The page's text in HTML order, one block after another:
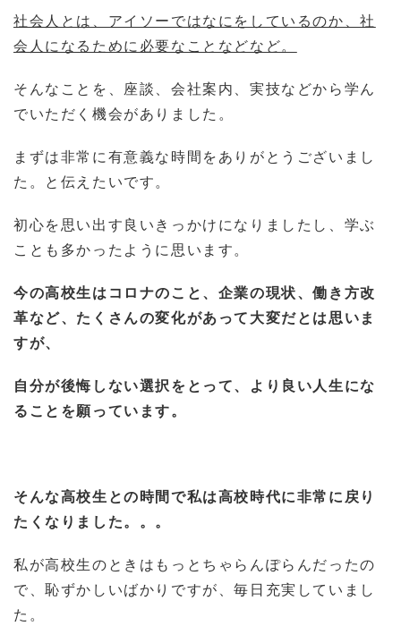
社会人とは、アイソーではなにをしているのか、社
会人になるために必要なことなどなど。
そんなことを、座談、会社案内、実技などから学ん
でいただく機会がありました。
まずは非常に有意義な時間をありがとうございまし
た。と伝えたいです。
初心を思い出す良いきっかけになりましたし、学ぶ
ことも多かったように思います。
今の高校生はコロナのこと、企業の現状、働き方改
革など、たくさんの変化があって大変だとは思いま
すが、
自分が後悔しない選択をとって、より良い人生にな
ることを願っています。
そんな高校生との時間で私は高校時代に非常に戻り
たくなりました。。。
私が高校生のときはもっとちゃらんぽらんだったの
で、恥ずかしいばかりですが、毎日充実していまし
た。